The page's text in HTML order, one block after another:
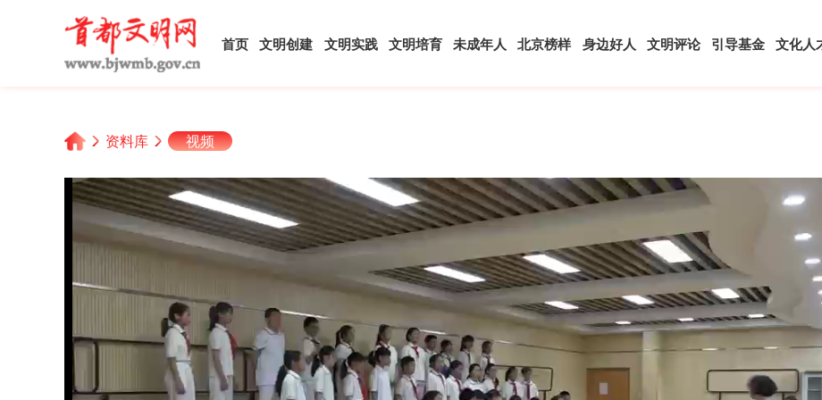
首页 文明创建 文明实践 文明培育 未成年人 北京榜样 身边好人 文明评论 引导基金 文化人
资料库 视频